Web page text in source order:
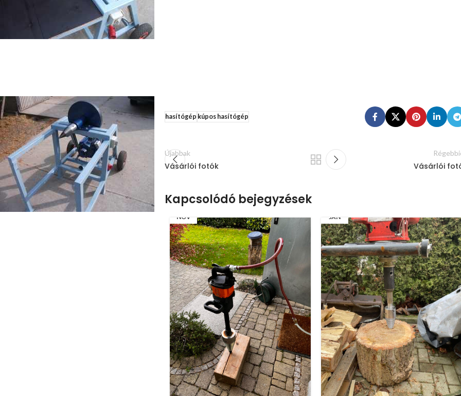
hasítógép kúpos hasítógép
Újabbak
Vásárlói fotók Vásárlói
Kapcsolódó bejegyzések
08
NOV JAN